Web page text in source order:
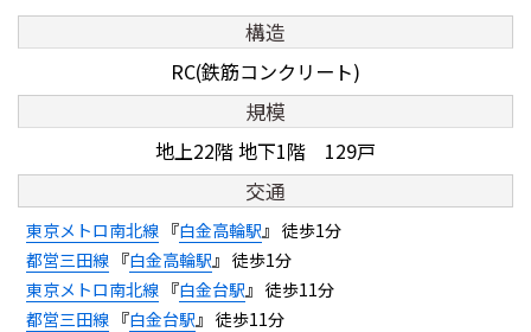
構造
RC(鉄筋コンクリート)
規模
地上22階 地下1階 129戸
交通
東京メトロ南北線 『白金高輪駅 』 徒歩1分
都営三田線 『白金高輪駅 』 徒歩1分
東京メトロ南北線 『白金台駅 』 徒歩11分
都営三田線 『白金台駅 』 徒歩11分